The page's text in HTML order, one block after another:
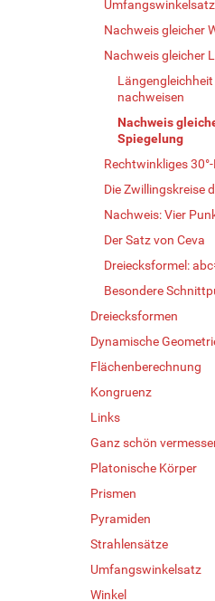
Umfangswinkelsatz
Nachweis gleicher
Nachweis gleicher
nachweisen
Nachweis
Spiegelung
Rechtwinkliges
Die Zwillingskreise
Nachweis: Vier
Der Satz von Ceva
Dreiecksformel:
Besondere
Dreiecksformen
Dynamische
Flächenberechnung
Kongruenz
Links
Ganz schön
Platonische Körper
Prismen
Pyramiden
Strahlensätze
Umfangswinkelsatz
Winkel